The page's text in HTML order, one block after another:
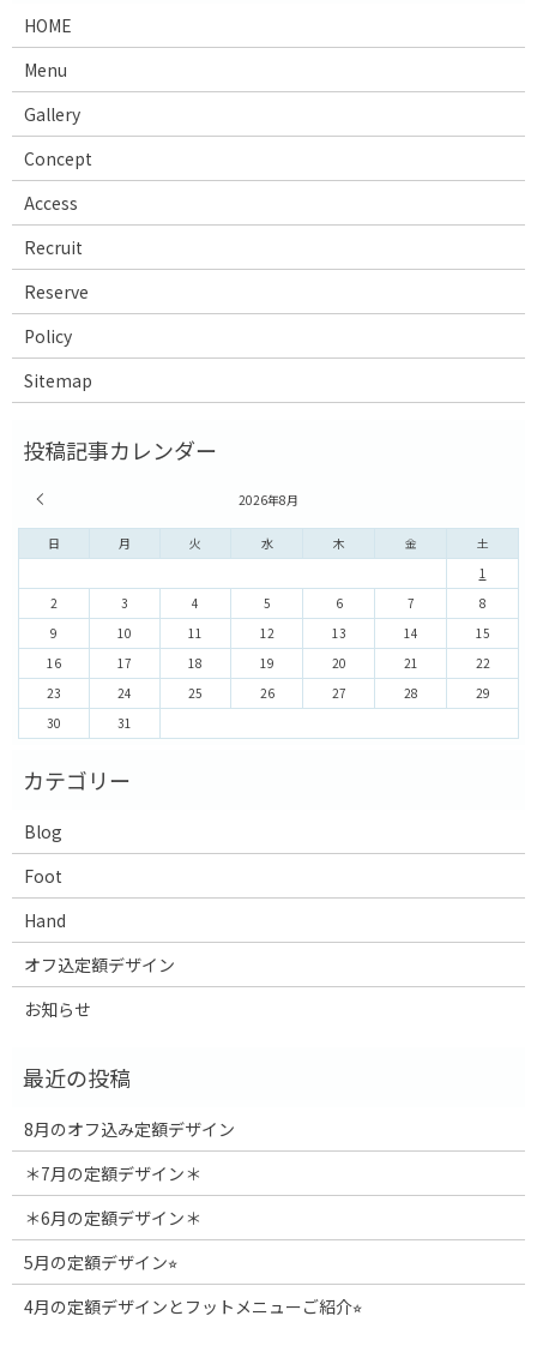
HOME
Menu
Gallery
Concept
Access
Recruit
Reserve
Policy
Sitemap
2026年8月
日 月 火 水 木 金 土
1
2
3 4 5 6 7
8
9
10 11 12 13 14
15
16
17 18 19 20 21
22
23
24 25 26 27 28
29
30
31
Blog
Foot
Hand
オフ込定額デザイン
お知らせ
8月のオフ込み定額デザイン
＊7月の定額デザイン＊
＊6月の定額デザイン＊
5月の定額デザイン⭐︎
4月の定額デザインとフットメニューご紹介⭐︎